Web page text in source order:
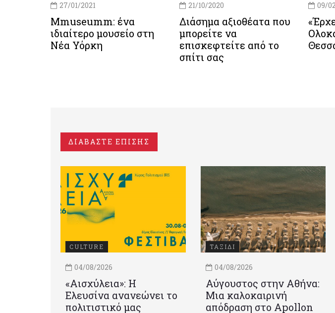
27/01/2021
Mmuseumm: ένα
ιδιαίτερο μουσείο στη
Νέα Υόρκη
21/10/2020
Διάσημα αξιοθέατα που
μπορείτε να
επισκεφτείτε από το
σπίτι σας
09/
ΔΙΑΒΑΣΤΕ ΕΠΙΣΗΣ
CULTURE
04/08/2026
«Αισχύλεια»: Η
Ελευσίνα ανανεώνει το
πολιτιστικό μας
ΤΑΞΙΔΙ
04/08/2026
Αύγουστος στην Αθήνα:
Μια καλοκαιρινή
απόδραση στο Apollon